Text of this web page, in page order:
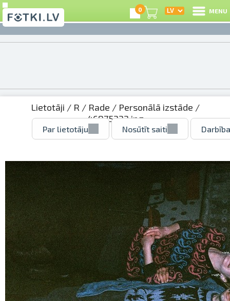
0 MENU
Lietotāji / R / Rade / Personālā izstāde /
46875222.jpg
Par lietotāju Nosūtīt saiti